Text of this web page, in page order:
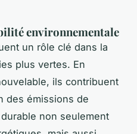
environnementale
un rôle clé dans la
plus vertes. En
ils contribuent
des émissions de
non seulement